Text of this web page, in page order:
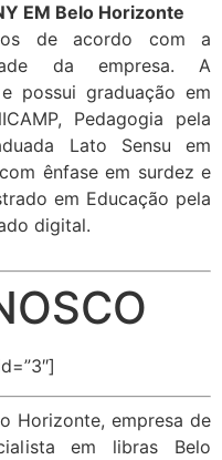
EM Belo Horizonte
de acordo com a
da empresa. A
possui graduação em
Pedagogia pela
Lato Sensu em
ênfase em surdez e
em Educação pela
digital.
Horizonte, empresa de
em libras Belo